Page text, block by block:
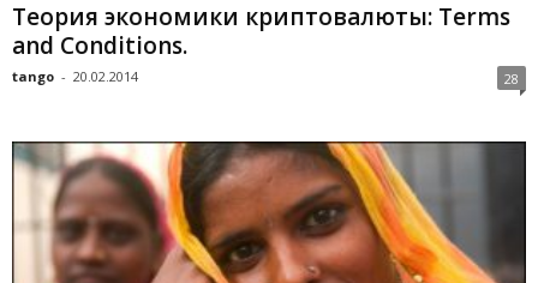
Теория экономики криптовалюты: Terms
and Conditions.
tango - 20.02.2014 28